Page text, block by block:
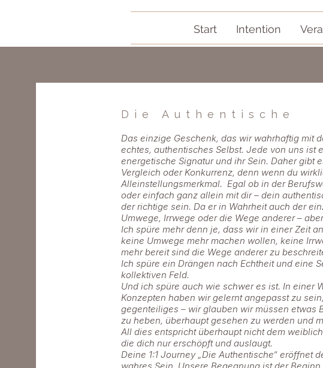
Start Intention
Die Authentische
Das einzige Geschenk, das wir wahrhaftig mit
echtes, authentisches Selbst. Jede von uns ist
energetische Signatur und ihr Sein. Daher gibt
Vergleich oder Konkurrenz, denn wenn du
Alleinstellungsmerkmal. Egal ob in der
oder einfach ganz allein mit dir – dein
der richtige sein. Da er in Wahrheit auch der
Umwege, Irrwege oder die Wege anderer –
Ich spüre mehr denn je, dass wir in einer Zeit
keine Umwege mehr machen wollen, keine
mehr bereit sind die Wege anderer zu
Ich spüre ein Drängen nach Echtheit und eine
kollektiven Feld.
Und ich spüre auch wie schwer es ist. In einer
Konzepten haben wir gelernt angepasst zu
gegenteiliges – wir glauben wir müssen etwas
zu heben, überhaupt gesehen zu werden und
All dies entspricht überhaupt nicht dem
die dich nur erschöpft und auslaugt.
Deine 1:1 Journey „Die Authentische“ eröffnet